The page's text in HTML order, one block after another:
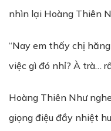
nhìn lại Hoàng Thiên
“Nay em thấy chị
việc gì đó nhỉ? À trà…
Hoàng Thiên Như
giọng điệu đầy nhiệt